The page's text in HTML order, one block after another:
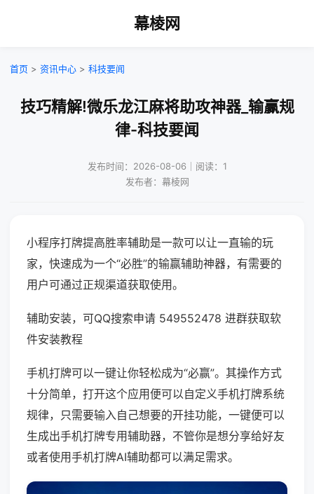
幕棱网
首页 > 资讯中心 > 科技要闻
技巧精解!微乐龙江麻将助攻神器_输赢规
律-科技要闻
发布时间：2026-08-06｜阅读：1
发布者：幕棱网
小程序打牌提高胜率辅助是一款可以让一直输的玩
家，快速成为一个“必胜”的输赢辅助神器，有需要的
用户可通过正规渠道获取使用。
辅助安装，可QQ搜索申请 549552478 进群获取软
件安装教程
手机打牌可以一键让你轻松成为“必赢”。其操作方式
十分简单，打开这个应用便可以自定义手机打牌系统
规律，只需要输入自己想要的开挂功能，一键便可以
生成出手机打牌专用辅助器，不管你是想分享给好友
或者使用手机打牌AI辅助都可以满足需求。